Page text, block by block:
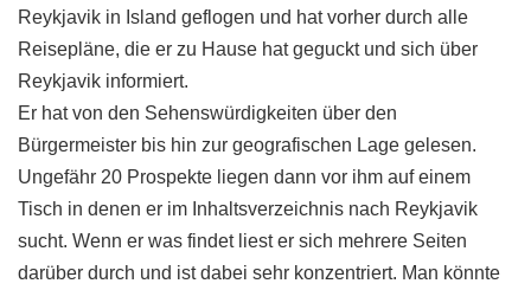
Reykjavik in Island geflogen und hat vorher durch alle
Reisepläne, die er zu Hause hat geguckt und sich über
Reykjavik informiert.
Er hat von den Sehenswürdigkeiten über den
Bürgermeister bis hin zur geografischen Lage gelesen.
Ungefähr 20 Prospekte liegen dann vor ihm auf einem
Tisch in denen er im Inhaltsverzeichnis nach Reykjavik
sucht. Wenn er was findet liest er sich mehrere Seiten
darüber durch und ist dabei sehr konzentriert. Man könnte